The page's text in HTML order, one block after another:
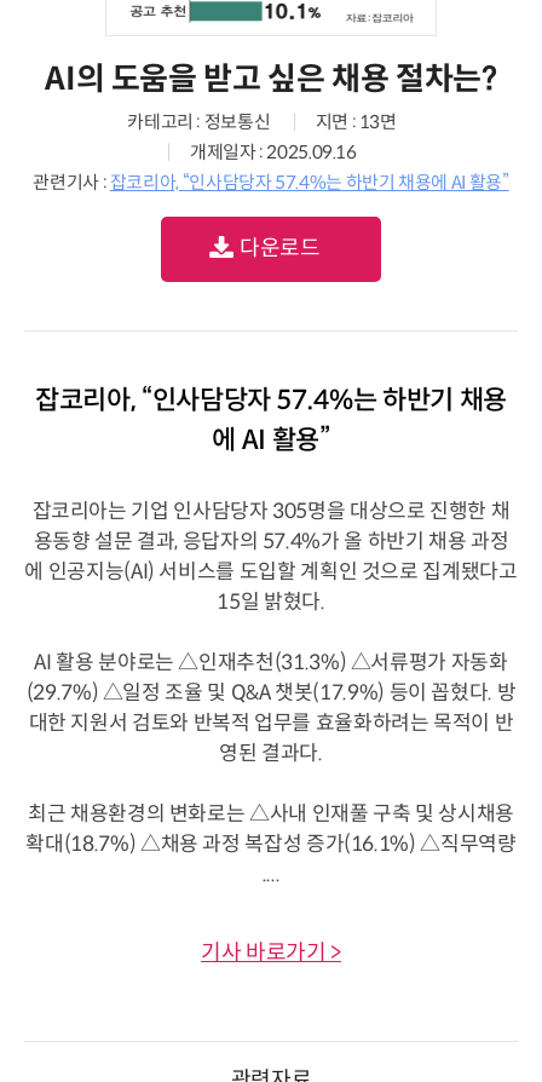
AI의 도움을 받고 싶은 채용 절차는?
카테고리 : 정보통신
지면 : 13면
개제일자 : 2025.09.16
관련기사 : 잡코리아, “인사담당자 57.4%는 하반기 채용에 AI 활용”
다운로드
잡코리아, “인사담당자 57.4%는 하반기 채용
에 AI 활용”
잡코리아는 기업 인사담당자 305명을 대상으로 진행한 채
용동향 설문 결과, 응답자의 57.4%가 올 하반기 채용 과정
에 인공지능(AI) 서비스를 도입할 계획인 것으로 집계됐다고
15일 밝혔다.
AI 활용 분야로는 △인재추천(31.3%) △서류평가 자동화
(29.7%) △일정 조율 및 Q&A 챗봇(17.9%) 등이 꼽혔다. 방
대한 지원서 검토와 반복적 업무를 효율화하려는 목적이 반
영된 결과다.
최근 채용환경의 변화로는 △사내 인재풀 구축 및 상시채용
확대(18.7%) △채용 과정 복잡성 증가(16.1%) △직무역량
....
기사 바로가기 >